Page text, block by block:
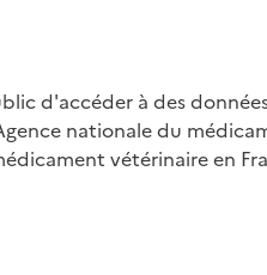
d'accéder à des
nationale du
vétérinaire en